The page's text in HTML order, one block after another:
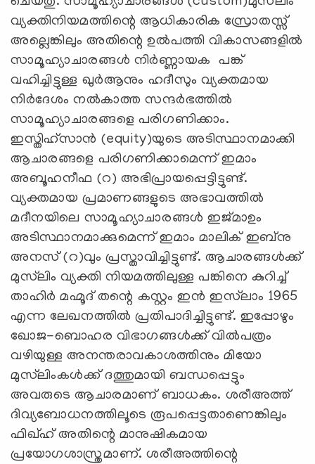
വ്യക്തിനിയമത്തിന്റെ ആധികാരിക സ്രോതസ്സ്
അല്ലെങ്കിലും അതിന്റെ ഉല്‍പത്തി വികാസങ്ങളില്‍
സാമൂഹ്യാചാരങ്ങള്‍ നിര്‍ണ്ണായക പങ്ക്
വഹിച്ചിട്ടുള്ള ഖുര്‍ആനും ഹദീസും വ്യക്തമായ
നിര്‍ദേശം നല്‍കാത്ത സന്ദര്‍ഭത്തില്‍
സാമൂഹ്യാചാരങ്ങളെ പരിഗണിക്കാം.
ഇസ്തിഹ്‌സാന്‍ (equity)യുടെ അടിസ്ഥാനമാക്കി
ആചാരങ്ങളെ പരിഗണിക്കാമെന്ന് ഇമാം
അബൂഹനീഫ (റ) അഭിപ്രായപ്പെട്ടിട്ടുണ്ട്.
വ്യക്തമായ പ്രമാണങ്ങളുടെ അഭാവത്തില്‍
മദീനയിലെ സാമൂഹ്യാചാരങ്ങള്‍ ഇജ്മാഉം
അടിസ്ഥാനമാക്കുമെന്ന് ഇമാം മാലിക് ഇബ്‌നു
അനസ് (റ)വും പ്രസ്താവിച്ചിട്ടുണ്ട്. ആചാരങ്ങള്‍ക്ക്
മുസ്‌ലിം വ്യക്തി നിയമത്തിലുള്ള പങ്കിനെ കുറിച്ച്
താഹിര്‍ മഹ്മൂദ് തന്റെ കസ്റ്റം ഇന്‍ ഇസ്‌ലാം 1965
എന്ന ലേഖനത്തില്‍ പ്രതിപാദിച്ചിട്ടുണ്ട്. ഇപ്പോഴും
ഖോജ-ബൊഹര വിഭാഗങ്ങള്‍ക്ക് വില്‍പത്രം
വഴിയുള്ള അനന്തരാവകാശത്തിനും മിയോ
മുസ്‌ലിംകള്‍ക്ക് ദത്തുമായി ബന്ധപ്പെട്ടും
അവരുടെ ആചാരമാണ് ബാധകം. ശരീഅത്ത്
ദിവ്യബോധനത്തിലൂടെ രൂപപ്പെട്ടതാണെങ്കിലും
ഫിഖ്ഹ് അതിന്റെ മാനുഷികമായ
പ്രയോഗശാസ്ത്രമാണ്. ശരീഅത്തിന്റെ